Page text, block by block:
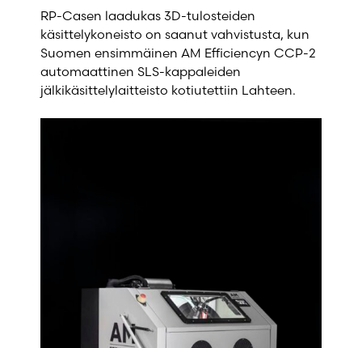
RP-Casen laadukas 3D-tulosteiden
käsittelykoneisto on saanut vahvistusta, kun
Suomen ensimmäinen AM Efficiencyn CCP-2
automaattinen SLS-kappaleiden
jälkikäsittelylaitteisto kotiutettiin Lahteen.